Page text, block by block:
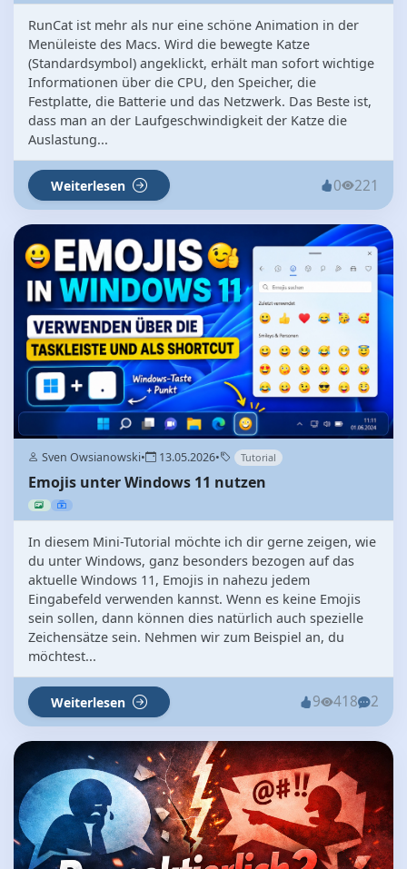
RunCat ist mehr als nur eine schöne Animation in der
Menüleiste des Macs. Wird die bewegte Katze
(Standardsymbol) angeklickt, erhält man sofort wichtige
Informationen über die CPU, den Speicher, die
Festplatte, die Batterie und das Netzwerk. Das Beste ist,
dass man an der Laufgeschwindigkeit der Katze die
Auslastung...
Weiterlesen 0 221
Sven Owsianowski• 13.05.2026• Tutorial
Emojis unter Windows 11 nutzen
In diesem Mini-Tutorial möchte ich dir gerne zeigen, wie
du unter Windows, ganz besonders bezogen auf das
aktuelle Windows 11, Emojis in nahezu jedem
Eingabefeld verwenden kannst. Wenn es keine Emojis
sein sollen, dann können dies natürlich auch spezielle
Zeichensätze sein. Nehmen wir zum Beispiel an, du
möchtest...
Weiterlesen 9 418 2